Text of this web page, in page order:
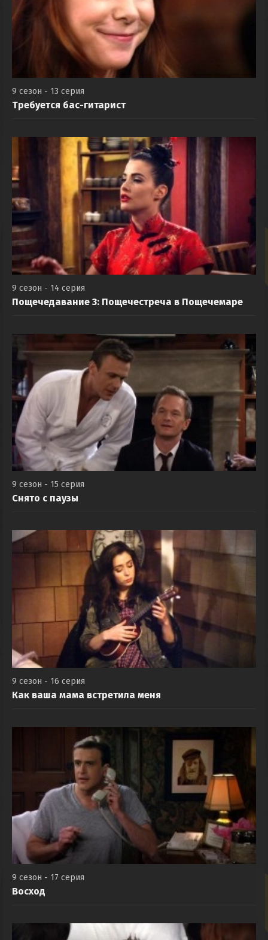
9 сезон - 13 серия
Требуется бас-гитарист
9 сезон - 14 серия
Пощечедавание 3: Пощечестреча в Пощечемаре
9 сезон - 15 серия
Снято с паузы
9 сезон - 16 серия
Как ваша мама встретила меня
9 сезон - 17 серия
Восход